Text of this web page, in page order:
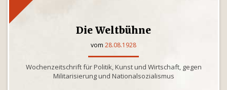
Die Weltbühne
vom 28.08.1928
Wochenzeitschrift für Politik, Kunst und Wirtschaft, gegen
Militarisierung und Nationalsozialismus